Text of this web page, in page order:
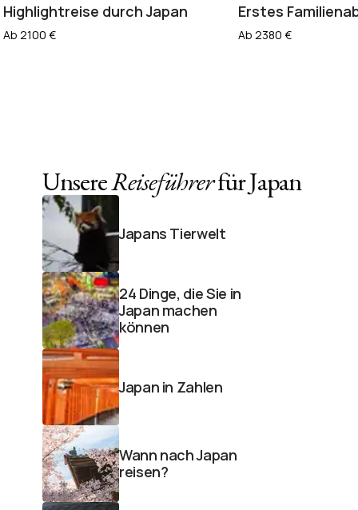
Highlightreise durch Japan
Ab 2100 €
Erstes
Ab 2380 €
UnsereReiseführerfür Japan
Japans Tierwelt
24 Dinge, die Sie in
Japan machen
können
Japan in Zahlen
Wann nach Japan
reisen?